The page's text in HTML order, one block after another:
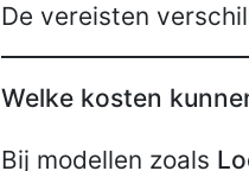
De vereisten
Welke kosten
Bij modellen zoals